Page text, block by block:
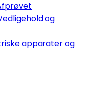
og
apparater og